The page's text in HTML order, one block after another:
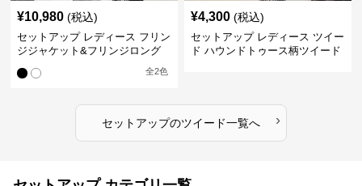
¥10,980 (税込)
セットアップ レディース フリン
ジジャケット&フリンジロング
スカートツイードセットアップ
全2色
¥4,300 (税込)
セットアップ レディース ツイー
ド ハウンドトゥース柄ツイード
セットアップのツイード一覧へ ›